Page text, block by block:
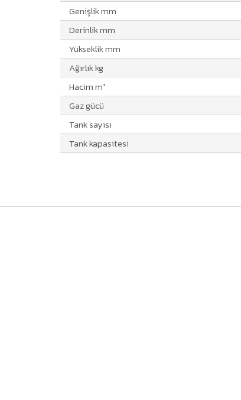
Genişlik mm
Derinlik mm
Yükseklik mm
Ağırlık kg
Hacim m³
Gaz gücü
Tank sayısı
Tank kapasitesi